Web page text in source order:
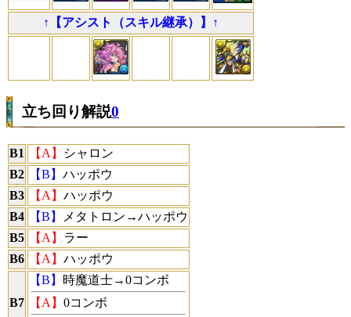
↑【アシスト（スキル継承）】↑
立ち回り解説0
B1 【A】
シャロン
B2
【B】 ハッポウ
B3
【A】 ハッポウ
B4
【B】
メタトロン→ハッポウ
B5
【A】 ラー
B6
【A】 ハッポウ
B7
【B】 時魔道士→0コンボ
【A】 0コンボ